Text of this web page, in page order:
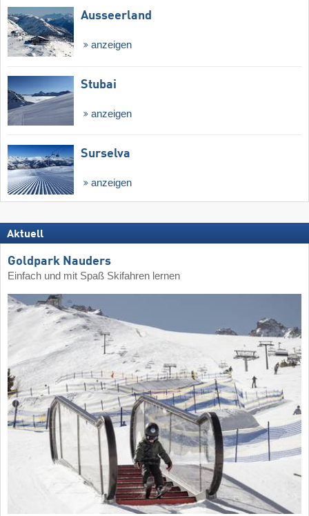
Ausseerland
anzeigen
Stubai
anzeigen
Surselva
anzeigen
Aktuell
Goldpark Nauders
Einfach und mit Spaß Skifahren lernen